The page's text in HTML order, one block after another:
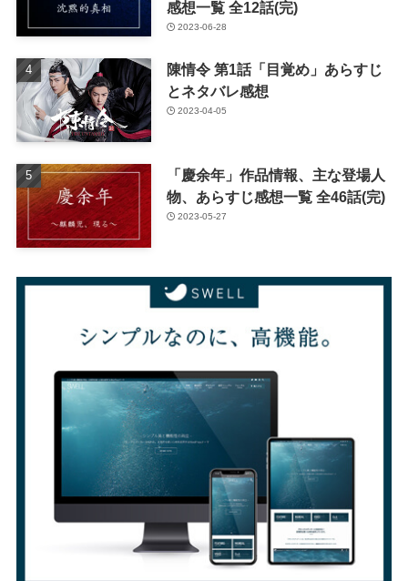
感想一覧 全12話(完)
2023-06-28
陳情令 第1話「目覚め」あらすじ
とネタバレ感想
2023-04-05
「慶余年」作品情報、主な登場人
物、あらすじ感想一覧 全46話(完)
2023-05-27